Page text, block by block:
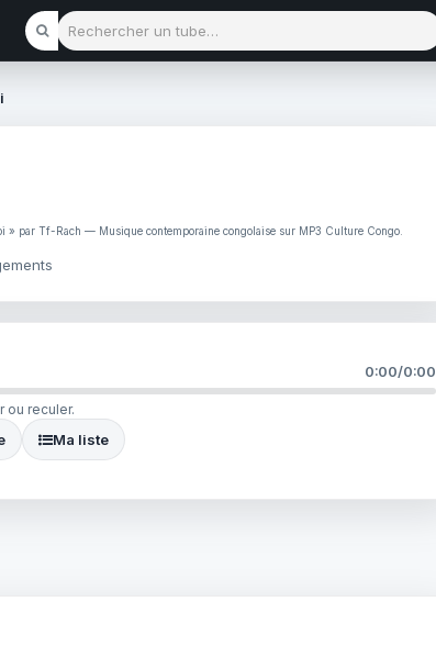
Rechercher un tube
» par Tf-Rach — Musique contemporaine congolaise sur MP3 Culture Congo.
0:00/0:00
ou reculer.
Ma liste